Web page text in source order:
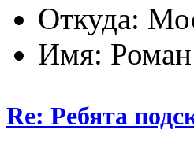
Откуда:
Имя: Роман
Re: Ребята